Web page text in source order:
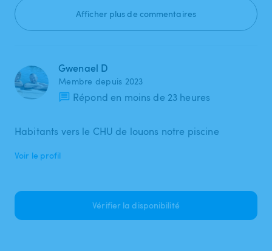
Afficher plus de commentaires
Gwenael D
Membre depuis 2023
Répond en moins de 23 heures
Habitants vers le CHU de louons notre piscine
Voir le profil
Vérifier la disponibilité